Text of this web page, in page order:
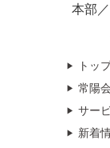
本部
トッ
常陽
サー
新着